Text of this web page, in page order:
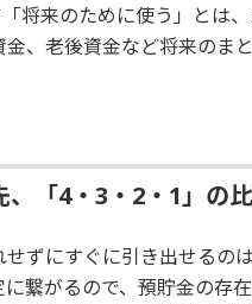
将来のために使う」とは
、老後資金など将来のま
、「4・3・2・1」の
ずにすぐに引き出せるの
繋がるので、預貯金の存